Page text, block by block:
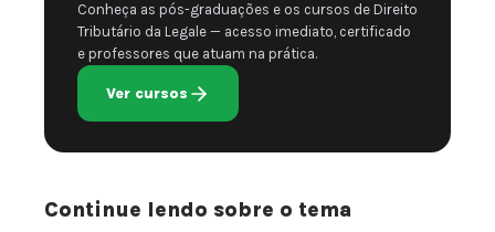
Conheça as pós-graduações e os cursos de Direito
Tributário da Legale — acesso imediato, certificado
e professores que atuam na prática.
Ver cursos
Continue lendo sobre o tema